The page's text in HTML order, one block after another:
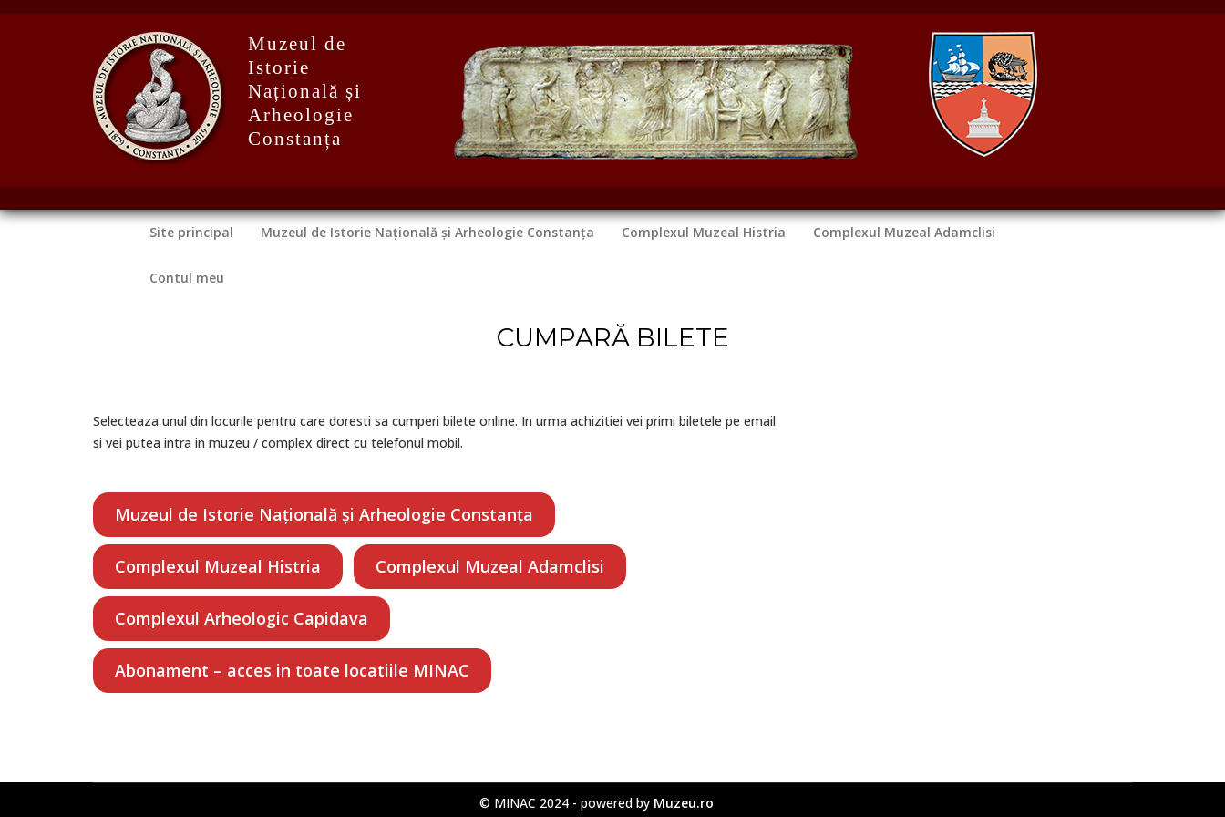
Muzeul de
Istorie
Națională și
Arheologie
Constanța
Site principal Muzeul de Istorie Națională și Arheologie Constanța Complexul Muzeal Histria Complexul Muzeal Adamclisi
Contul meu
CUMPARĂ BILETE
Selecteaza unul din locurile pentru care doresti sa cumperi bilete online. In urma achizitiei vei primi biletele pe email
si vei putea intra in muzeu / complex direct cu telefonul mobil.
Muzeul de Istorie Națională și Arheologie Constanța
Complexul Muzeal Histria Complexul Muzeal Adamclisi
Complexul Arheologic Capidava
Abonament – acces in toate locatiile MINAC
© MINAC 2024 - powered by Muzeu.ro